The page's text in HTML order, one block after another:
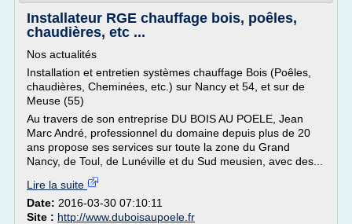
Installateur RGE chauffage bois, poêles,
chaudières, etc ...
Nos actualités
Installation et entretien systèmes chauffage Bois (Poêles,
chaudières, Cheminées, etc.) sur Nancy et 54, et sur de
Meuse (55)
Au travers de son entreprise DU BOIS AU POELE, Jean
Marc André, professionnel du domaine depuis plus de 20
ans propose ses services sur toute la zone du Grand
Nancy, de Toul, de Lunéville et du Sud meusien, avec des...
Lire la suite
Date: 2016-03-30 07:10:11
Site : http://www.duboisaupoele.fr